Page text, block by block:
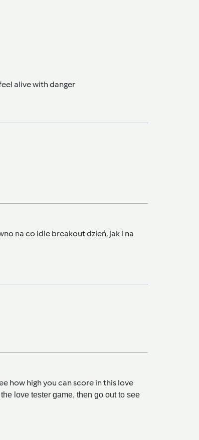
alive with danger
na co idle breakoutdzień, jak i na
how high you can score in this love
love tester game, then go out to see